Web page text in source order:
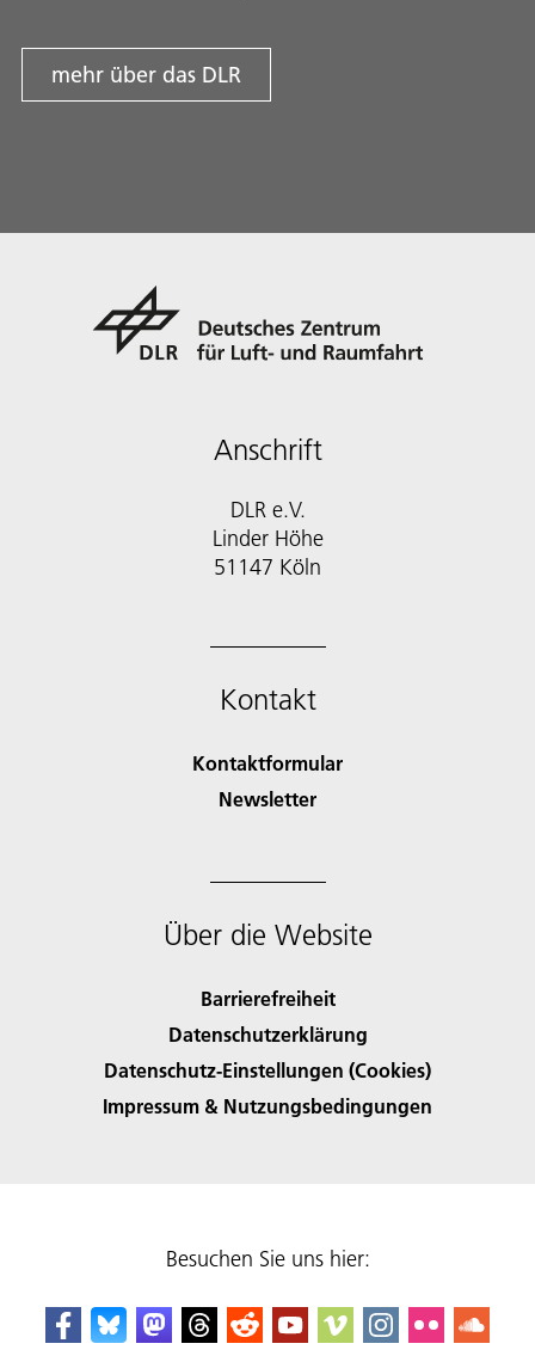
mehr über das DLR
Anschrift
DLR e.V.
Linder Höhe
51147 Köln
Kontakt
Kontaktformular
Newsletter
Über die Website
Barrierefreiheit
Datenschutzerklärung
Datenschutz-Einstellungen (Cookies)
Impressum & Nutzungsbedingungen
Besuchen Sie uns hier: